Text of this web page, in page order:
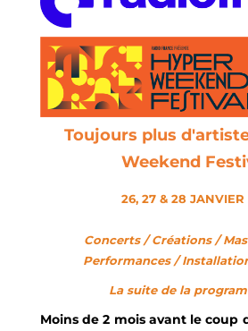
Toujours plus
Weekend
26, 27 & 28
Concerts / Créations /
Performances /
La suite de la
Moins de 2 mois avant le coup